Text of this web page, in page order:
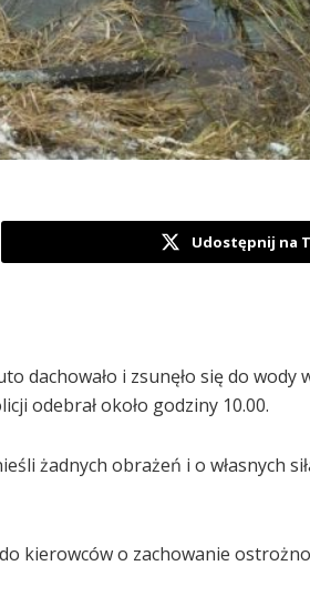
Udostępnij na
dachowało i zsunęło się do wody
odebrał około godziny 10.00.
żadnych obrażeń i o własnych
kierowców o zachowanie